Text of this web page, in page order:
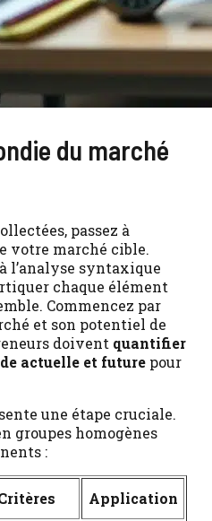
du marché
passez à
votre marché cible.
l’analyse syntaxique
chaque élément
Commencez par
et son potentiel de
doivent quantifier
actuelle et future pour
une étape cruciale.
groupes homogènes
:
Application